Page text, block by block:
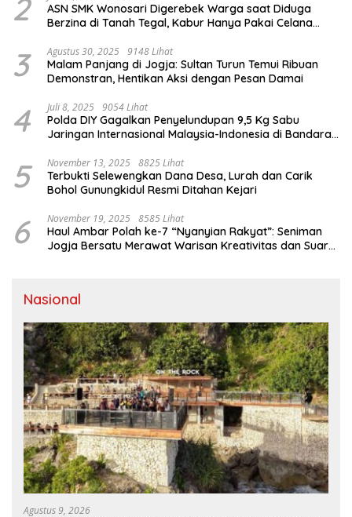
2
ASN SMK Wonosari Digerebek Warga saat Diduga
Berzina di Tanah Tegal, Kabur Hanya Pakai Celana
3 Agustus 30, 2025 9148 Lihat
Malam Panjang di Jogja: Sultan Turun Temui Ribuan
Demonstran, Hentikan Aksi dengan Pesan Damai
4 Juli 8, 2025 9054 Lihat
Polda DIY Gagalkan Penyelundupan 9,5 Kg Sabu
Jaringan Internasional Malaysia-Indonesia di Bandara
5 November 13, 2025 8825 Lihat
Terbukti Selewengkan Dana Desa, Lurah dan Carik
Bohol Gunungkidul Resmi Ditahan Kejari
6 November 19, 2025 8585 Lihat
Haul Ambar Polah ke-7 “Nyanyian Rakyat”: Seniman
Jogja Bersatu Merawat Warisan Kreativitas dan Suara
Nasional
Agustus 9, 2026